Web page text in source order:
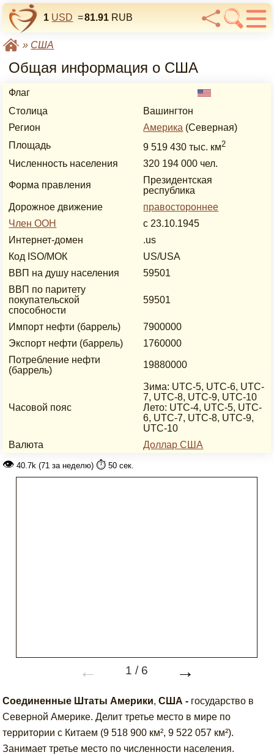
1 USD =81.91 RUB
» США
Общая информация о США
Флаг
Столица
Вашингтон
Регион
Америка (Северная)
Площадь
9 519 430 тыс. км2
Численность населения 320 194 000 чел.
Форма правления
Президентская
республика
Дорожное движение
правостороннее
Член ООН
с 23.10.1945
Интернет-домен
.us
Код ISO/МОК
US/USA
ВВП на душу населения
59501
ВВП по паритету
покупательской
способности
59501
Импорт нефти (баррель)
7900000
Экспорт нефти (баррель)
1760000
Потребление нефти
(баррель)
19880000
Часовой пояс
Зима: UTC-5, UTC-6, UTC-
7, UTC-8, UTC-9, UTC-10
Лето: UTC-4, UTC-5, UTC-
6, UTC-7, UTC-8, UTC-9,
UTC-10
Валюта
Доллар США
👁 40.7k (71 за неделю) ⏱️ 50 сек.
← 1 / 6 →
Соединенные Штаты Америки,США - государство в
Северной Америке. Делит третье место в мире по
территории с Китаем (9 518 900 км², 9 522 057 км²).
Занимает третье место по численности населения.